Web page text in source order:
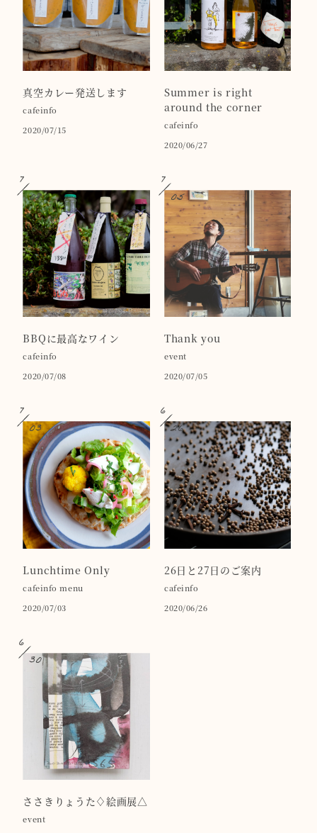
真空カレー発送します
cafeinfo
2020/07/15
Summer is right
around the corner
cafeinfo
2020/06/27
7
08
BBQに最高なワイン
cafeinfo
2020/07/08
7
05
Thank you
event
2020/07/05
7
03
Lunchtime Only
cafeinfo menu
2020/07/03
6
26
26日と27日のご案内
cafeinfo
2020/06/26
6
30
ささきりょうた♢絵画展△
event